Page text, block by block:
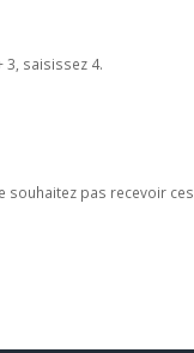
saisissez 4.
souhaitez pas recevoir ces